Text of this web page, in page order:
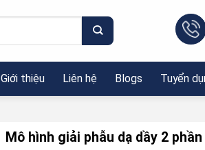
Giới thiệu Liên hệ Blogs Tuyển
Mô hình giải phẫu dạ dầy 2 phần